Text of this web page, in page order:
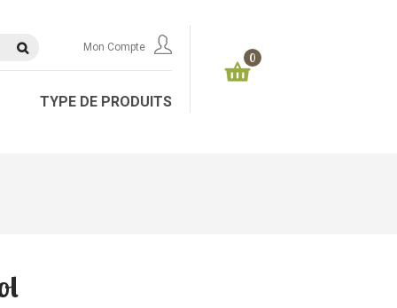
Mon Compte
TYPE DE PRODUITS
0